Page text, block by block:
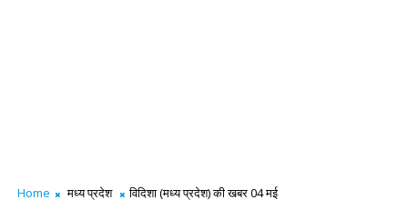
Home मध्य प्रदेश विदिशा (मध्य प्रदेश) की खबर 04 मई